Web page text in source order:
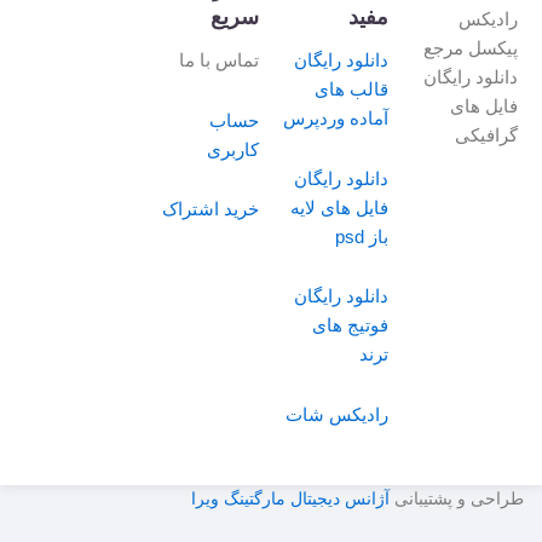
رادیکس
پیکسل مرجع
دانلود رایگان
فایل های
گرافیکی
مفید
دانلود رایگان
قالب های
آماده وردپرس
دانلود رایگان
فایل های لایه
باز psd
دانلود رایگان
فوتیج های
ترند
رادیکس شات
سریع
تماس با ما
حساب
کاربری
خرید اشتراک
طراحی و پشتیبانی آژانس دیجیتال مارگتینگ ویرا